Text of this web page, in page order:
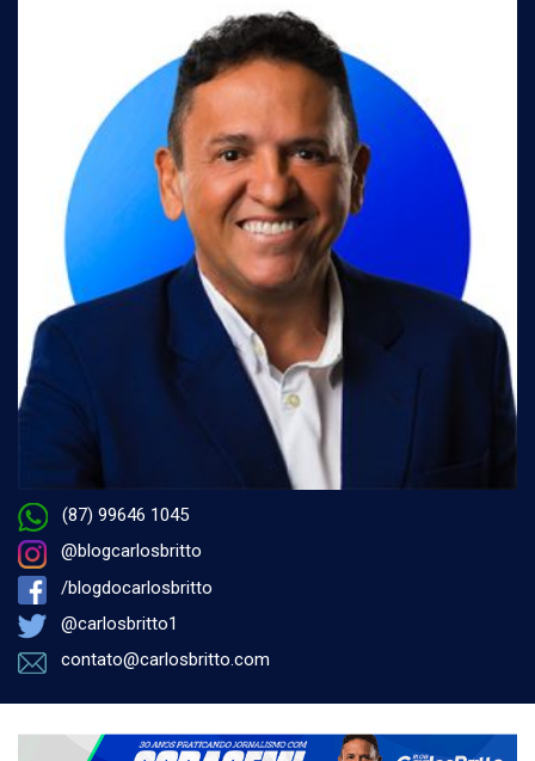
(87) 99646 1045
@blogcarlosbritto
/blogdocarlosbritto
@carlosbritto1
contato@carlosbritto.com